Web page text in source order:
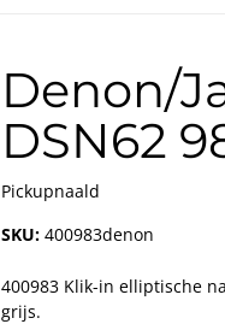
Denon/
DSN62
Pickupnaald
SKU:400983denon
400983 Klik-in elliptische
grijs.